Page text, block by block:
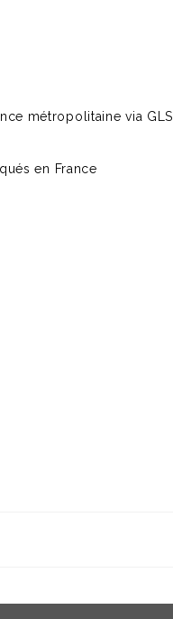
métropolitaine via GLS
en France